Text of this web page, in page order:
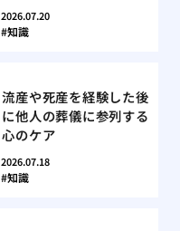
2026.07.20
知識
流産や死産を経験した後
に他人の葬儀に参列する
心のケア
2026.07.18
知識